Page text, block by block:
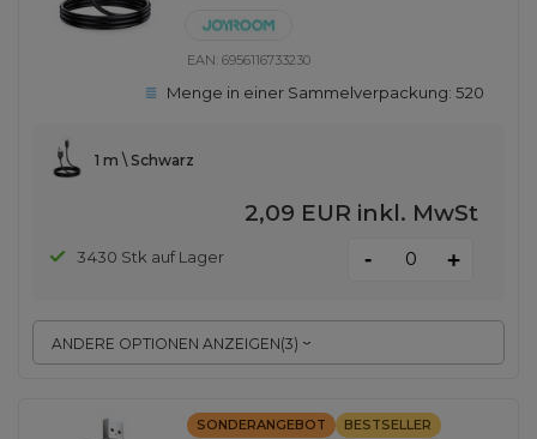
EAN:6956116733230
Menge in einer Sammelverpackung:520
ANDERE OPTIONEN ANZEIGEN(3)
1 m \ Schwarz
2,09 EUR inkl. MwSt
3430 Stk auf Lager - +
SONDERANGEBOT BESTSELLER